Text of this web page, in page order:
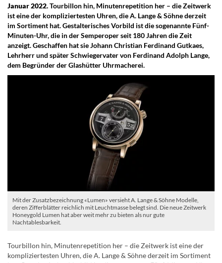
Januar 2022.Tourbillon hin, Minutenrepetition her – die Zeitwerk
ist eine der kompliziertesten Uhren, die A. Lange & Söhne derzeit
im Sortiment hat. Gestalterisches Vorbild ist die sogenannte Fünf-
Minuten-Uhr, die in der Semperoper seit 180 Jahren die Zeit
anzeigt. Geschaffen hat sie Johann Christian Ferdinand Gutkaes,
Lehrherr und später Schwiegervater von Ferdinand Adolph Lange,
dem Begründer der Glashütter Uhrmacherei.
Mit der Zusatzbezeichnung «Lumen» versieht A. Lange & Söhne Modelle,
deren Zifferblätter reichlich mit Leuchtmasse belegt sind. Die neue Zeitwerk
Honeygold Lumen hat aber weit mehr zu bieten als nur gute
Nachtablesbarkeit.
Tourbillon hin, Minutenrepetition her – die Zeitwerk ist eine der
kompliziertesten Uhren, die A. Lange & Söhne derzeit im Sortiment